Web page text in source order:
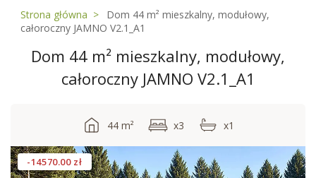
Strona główna
Dom 44 m² mieszkalny, modułowy,
całoroczny JAMNO V2.1_A1
Dom 44 m² mieszkalny, modułowy,
całoroczny JAMNO V2.1_A1
44 m² x3 x1
-14570.00 zł